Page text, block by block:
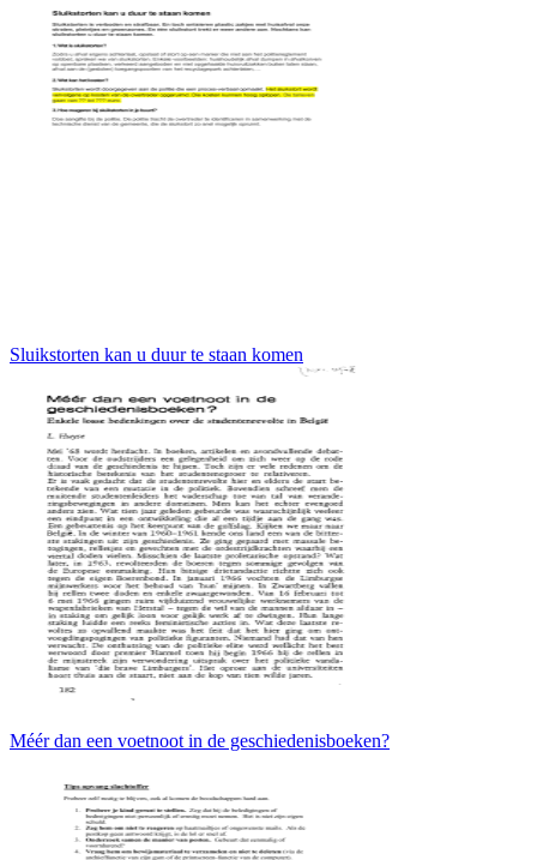
Sluikstorten kan u duur te staan komen
Méér dan een voetnoot in de geschiedenisboeken?